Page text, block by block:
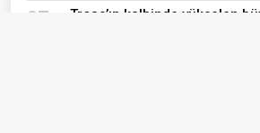
07
Troas’ın kalbinde yükselen